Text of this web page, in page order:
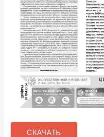
СКАЧАТЬ